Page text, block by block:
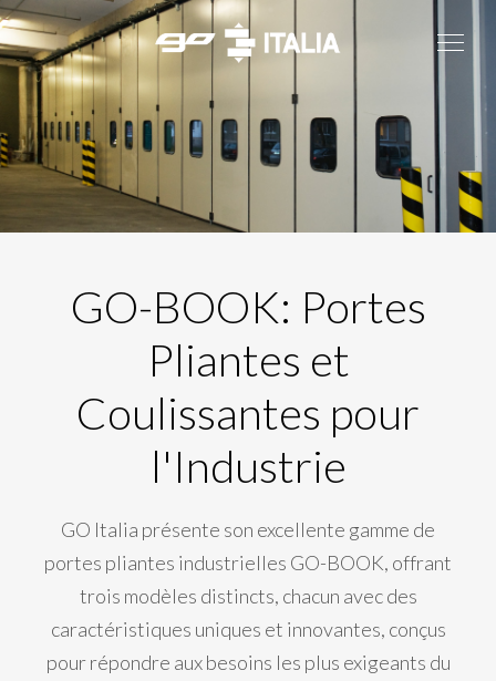
GO-BOOK: Portes
Pliantes et
Coulissantes pour
l'Industrie
GO Italia présente son excellente gamme de
portes pliantes industrielles GO-BOOK, offrant
trois modèles distincts, chacun avec des
caractéristiques uniques et innovantes, conçus
pour répondre aux besoins les plus exigeants du